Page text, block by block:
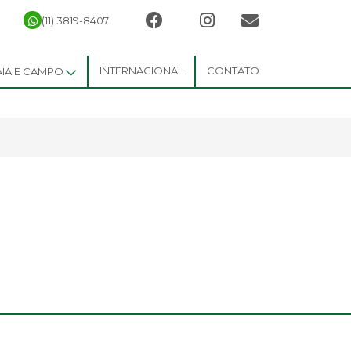
(11) 3819-8407
E CAMPO INTERNACIONAL CONTATO